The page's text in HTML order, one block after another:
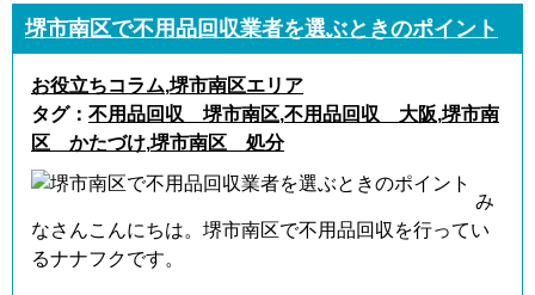
堺市南区で不用品回収業者を選ぶときのポイント
お役立ちコラム,堺市南区エリア
タグ： 不用品回収 堺市南区,不用品回収 大阪,堺市南
区 かたづけ,堺市南区 処分
み
なさんこんにちは。堺市南区で不用品回収を行ってい
るナナフクです。